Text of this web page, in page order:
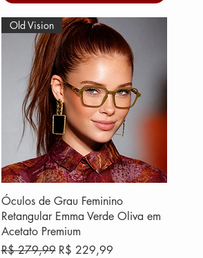
Old Vision
Óculos de Grau Feminino
Retangular Emma Verde Oliva em
Acetato Premium
Preço normal
R$ 279,99 Preço promocional
R$ 229,99